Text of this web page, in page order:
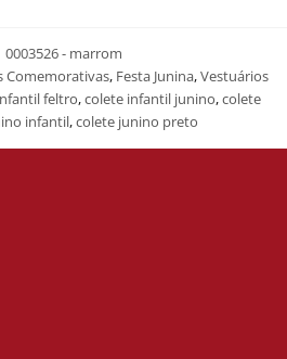
0003526 - marrom
Comemorativas, Festa Junina,Vestuários
feltro,colete infantil junino,colete
infantil,colete junino preto